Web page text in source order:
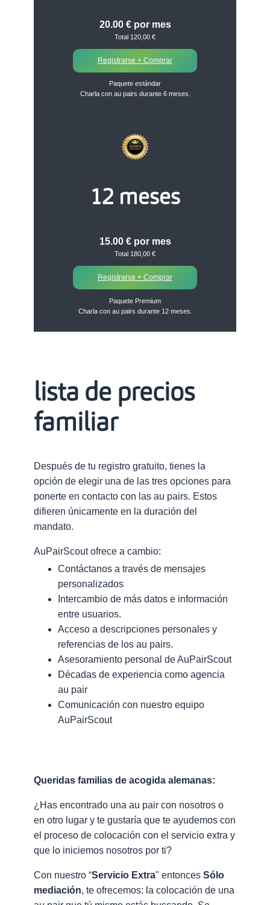
20.00 € por mes
Total 120,00 €
Registrarse + Comprar
Paquete estándar
Charla con au pairs durante 6 meses.
12 meses
15.00 € por mes
Total 180,00 €
Registrarse + Comprar
Paquete Premium
Charla con au pairs durante 12 meses.
lista de precios
familiar
Después de tu registro gratuito, tienes la
opción de elegir una de las tres opciones para
ponerte en contacto con las au pairs. Estos
difieren únicamente en la duración del
mandato.
AuPairScout ofrece a cambio:
Contáctanos a través de mensajes
personalizados
Intercambio de más datos e información
entre usuarios.
Acceso a descripciones personales y
referencias de los au pairs.
Asesoramiento personal de AuPairScout
Décadas de experiencia como agencia
au pair
Comunicación con nuestro equipo
AuPairScout
Queridas familias de acogida alemanas:
¿Has encontrado una au pair con nosotros o
en otro lugar y te gustaría que te ayudemos con
el proceso de colocación con el servicio extra y
que lo iniciemos nosotros por ti?
Con nuestro “Servicio Extra" entonces Sólo
mediación, te ofrecemos: la colocación de una